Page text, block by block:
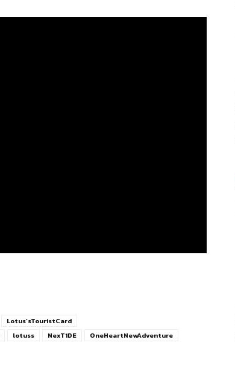
Lotus’sTouristCard
lotuss NexT1DE
OneHeartNewAdventure